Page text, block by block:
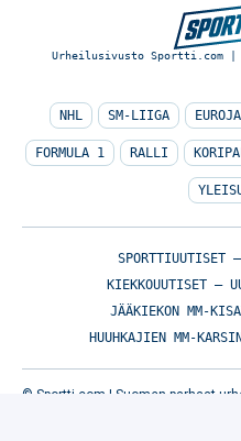
Urheilusivusto Sportti.com |
NHL SM-LIIGA
FORMULA 1 RALLI
SPORTTIUUTISET
KIEKKOUUTISET –
JÄÄKIEKON MM-
HUUHKAJIEN MM-
© Sportti.com | Suomen parhaat